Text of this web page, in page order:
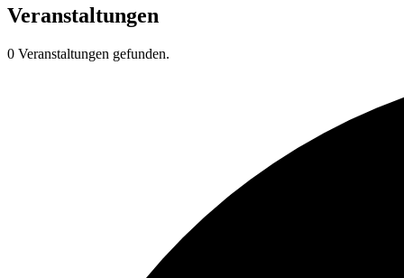
Veranstaltungen
0 Veranstaltungen gefunden.